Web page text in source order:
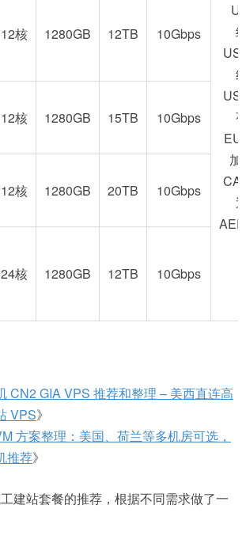
加
12核 1280GB 12TB 10Gbps
12核 1280GB 15TB 10Gbps
12核 1280GB 20TB 10Gbps
24核 1280GB 12TB 10Gbps
CN2 GIA VPS 推荐和整理 – 美西直连高
VPS》
方案整理：美国、荷兰等多机房可选，
推荐》
建站套餐的推荐，根据不同需求做了一